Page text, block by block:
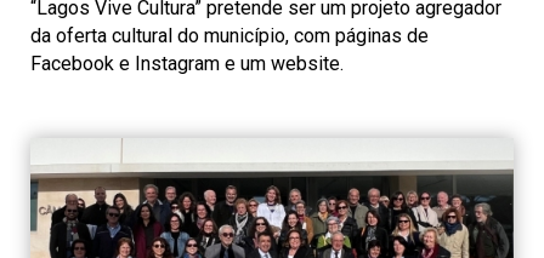
“Lagos Vive Cultura” pretende ser um projeto agregador
da oferta cultural do município, com páginas de
Facebook e Instagram e um website.